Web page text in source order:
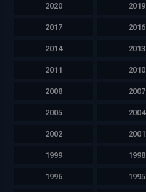
2020 2019
2017 2016
2014 2013
2011 2010
2008 2007
2005 2004
2002 2001
1999 1998
1996 1995